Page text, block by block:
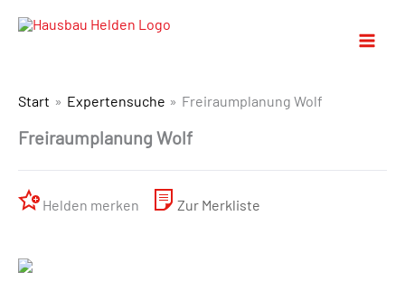
Start Expertensuche Freiraumplanung Wolf
Freiraumplanung Wolf
Helden merken Zur Merkliste